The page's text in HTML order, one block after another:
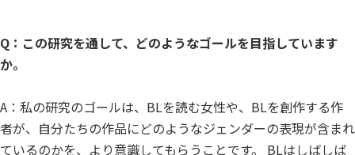
Q：この研究を通して、どのようなゴールを目指しています
か。
A：私の研究のゴールは、BLを読む女性や、BLを創作する作
者が、自分たちの作品にどのようなジェンダーの表現が含まれ
ているのかを、より意識してもらうことです。 BLはしばしば